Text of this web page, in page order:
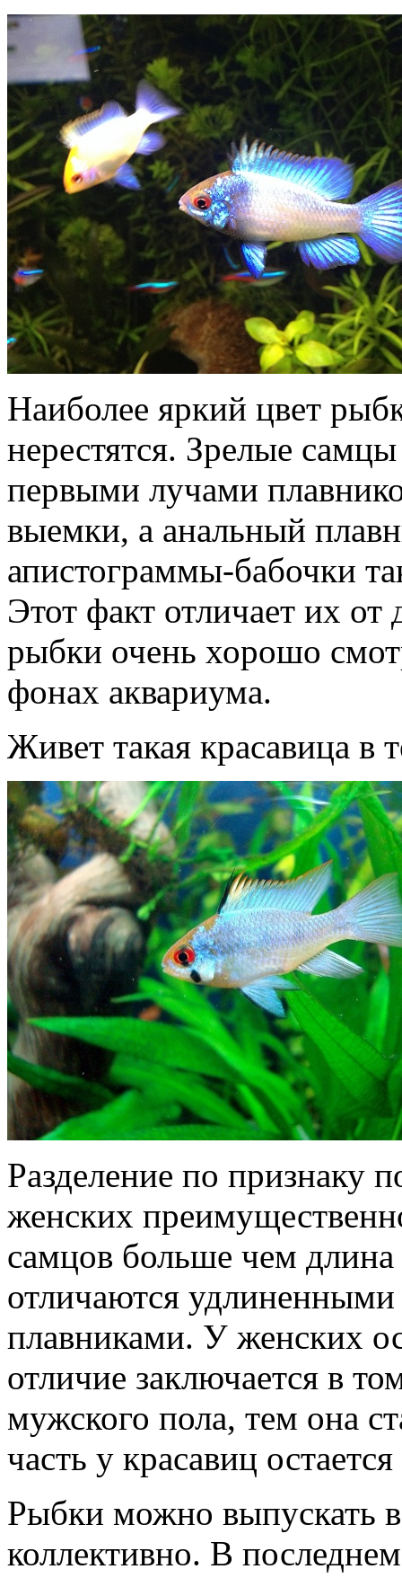
Наиболее яркий цвет
нерестятся. Зрелые
первыми лучами
выемки, а анальный
апистограммы-бабочки
Этот факт отличает их
рыбки очень хорошо
фонах аквариума.
Живет такая красавица в
Разделение по признаку
женских
самцов больше чем
отличаются
плавниками. У женских
отличие заключается в
мужского пола, тем она
часть у красавиц
Рыбки можно выпускать
коллективно. В